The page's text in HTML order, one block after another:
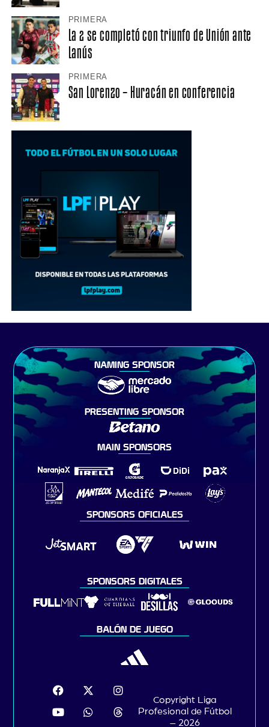
PRIMERA
La 2 se completó con triunfo de Unión ante
Lanús
PRIMERA
San Lorenzo – Huracán en conferencia
NAMING SPONSOR
PRESENTING SPONSOR
MAIN SPONSORS
SPONSORS OFICIALES
SPONSORS DIGITALES
BALÓN DE JUEGO
Copyright Liga
Profesional de Fútbol
– 2026